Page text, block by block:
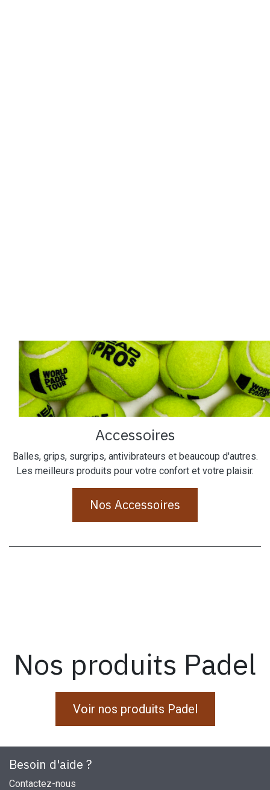
Accessoires
Balles, grips, surgrips, antivibrateurs et beaucoup d'autres.
Les meilleurs produits pour votre confort et votre plaisir.
Nos Accessoires
Nos produits Padel
Voir nos produits Padel
Besoin d'aide ?
Contactez-nous